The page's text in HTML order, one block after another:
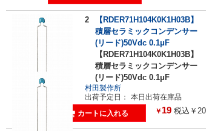
2
【RDER71H104K0K1H03B】
積層セラミックコンデンサー
(リード)50Vdc 0.1μF
【RDER71H104K0K1H03B】
積層セラミックコンデンサー
(リード)50Vdc 0.1μF
村田製作所
出荷予定日：
本日出荷在庫品
￥ 19 税込￥20